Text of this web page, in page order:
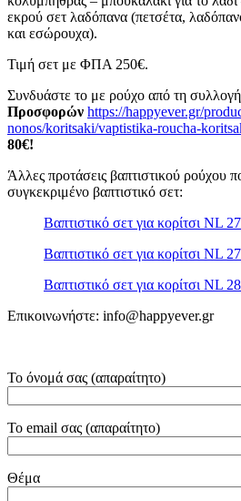
εκρού σετ λαδόπανα (πετσέτα,
και εσώρουχα).
Τιμή σετ με ΦΠΑ 250€.
Συνδυάστε το με ρούχο από τη
Προσφορών https://happyever.gr/
nonos/koritsaki/vaptistika-roucha-
80€!
Άλλες προτάσεις βαπτιστικού ρούχου
συγκεκριμένο βαπτιστικό σετ:
Βαπτιστικό σετ για κορίτσι NL
Βαπτιστικό σετ για κορίτσι NL
Βαπτιστικό σετ για κορίτσι NL
Επικοινωνήστε: info@happyever.gr
Το όνομά σας (απαραίτητο)
Το email σας (απαραίτητο)
Θέμα